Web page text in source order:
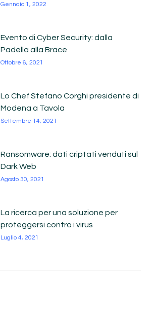
Gennaio 1, 2022
Evento di Cyber Security: dalla
Padella alla Brace
Ottobre 6, 2021
Lo Chef Stefano Corghi presidente di
Modena a Tavola
Settembre 14, 2021
Ransomware: dati criptati venduti sul
Dark Web
Agosto 30, 2021
La ricerca per una soluzione per
proteggersi contro i virus
Luglio 4, 2021